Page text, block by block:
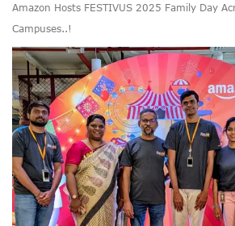
Amazon Hosts FESTIVUS 2025 Family Day
Campuses..!